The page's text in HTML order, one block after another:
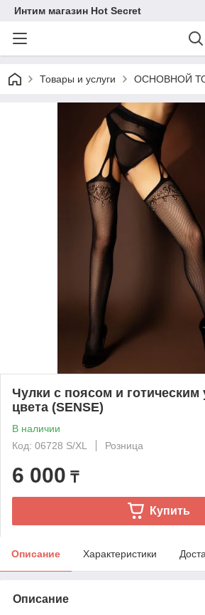
Интим магазин Hot Secret
Товары и услуги ОСНОВНОЙ
Чулки с поясом и готическим
цвета (SENSE)
В наличии
Код: 06728 S/XL
Розница
6 000 ₸
Купить
Описание Характеристики
Описание